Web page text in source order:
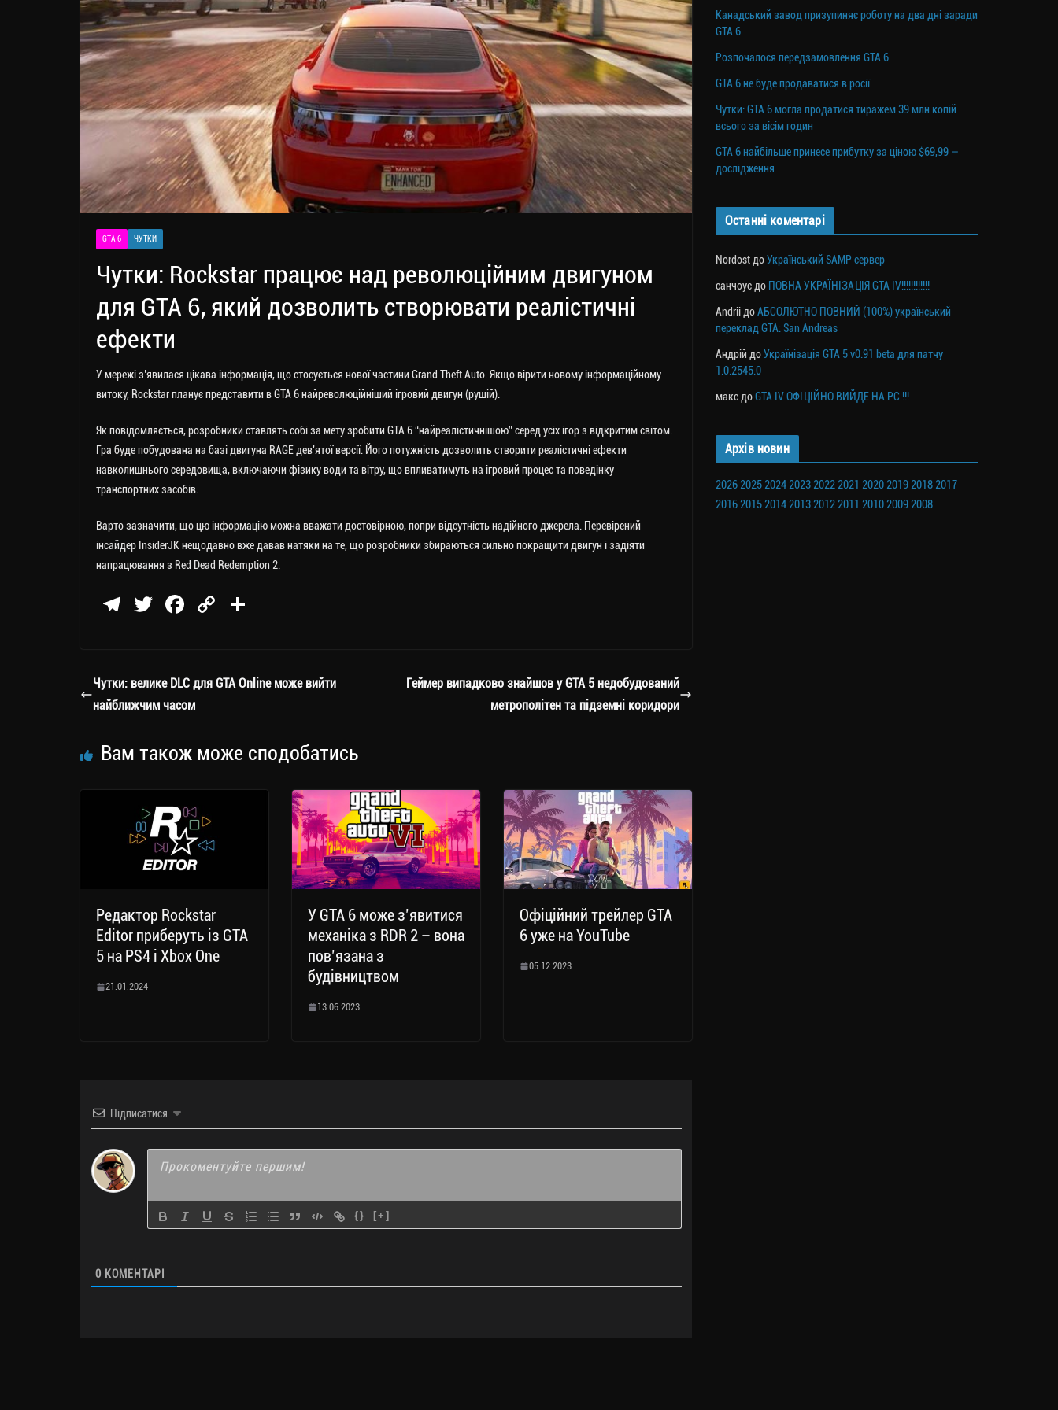
GTA 6 ЧУТКИ
Чутки: Rockstar працює над революційним двигуном
для GTA 6, який дозволить створювати реалістичні
ефекти
У мережі з’явилася цікава інформація, що стосується нової частини Grand Theft Auto. Якщо вірити новому інформаційному
витоку, Rockstar планує представити в GTA 6 найреволюційніший ігровий двигун (рушій).
Як повідомляється, розробники ставлять собі за мету зробити GTA 6 “найреалістичнішою” серед усіх ігор з відкритим світом.
Гра буде побудована на базі двигуна RAGE дев’ятої версії. Його потужність дозволить створити реалістичні ефекти
навколишнього середовища, включаючи фізику води та вітру, що впливатимуть на ігровий процес та поведінку
транспортних засобів.
Варто зазначити, що цю інформацію можна вважати достовірною, попри відсутність надійного джерела. Перевірений
інсайдер InsiderJK нещодавно вже давав натяки на те, що розробники збираються сильно покращити двигун і задіяти
напрацювання з Red Dead Redemption 2.
Te
a
m
T
er
Fa
ok
C
Li ли
Чутки: велике DLC для GTA Online може вийти
найближчим часом
Геймер випадково знайшов у GTA 5 недобудований
метрополітен та підземні коридори
Вам також може сподобатись
Редактор Rockstar
Editor приберуть із GTA
5 на PS4 і Xbox One
21.01.2024
У GTA 6 може з’явитися
механіка з RDR 2 – вона
пов’язана з
будівництвом
13.06.2023
Офіційний трейлер GTA
6 уже на YouTube
05.12.2023
Підписатися
{} [+]
0 КОМЕНТАРІ
Канадський завод призупиняє роботу на два дні заради
GTA 6
Розпочалося передзамовлення GTA 6
GTA 6 не буде продаватися в росії
Чутки: GTA 6 могла продатися тиражем 39 млн копій
всього за вісім годин
GTA 6 найбільше принесе прибутку за ціною $69,99 —
дослідження
Останні коментарі
Nordost доУкраїнський SAMP сервер
санчоус до ПОВНА УКРАЇНІЗАЦІЯ GTA IV!!!!!!!!!!!!
Andrii доАБСОЛЮТНО ПОВНИЙ (100%) український
переклад GTA: San Andreas
Андрій доУкраїнізація GTA 5 v0.91 beta для патчу
1.0.2545.0
макс доGTA IV ОФІЦІЙНО ВИЙДЕ НА PC !!!
Архів новин
202620252024202320222021 2020201920182017
201620152014201320122011 201020092008